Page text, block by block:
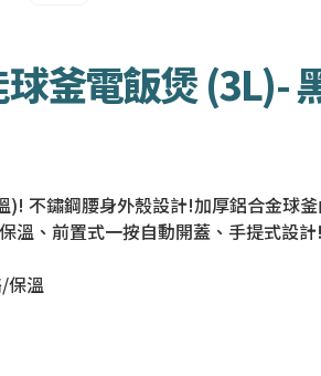
釜電飯煲 (3L)-
不鏽鋼腰身外殼設計!加厚鋁合金球
、前置式一按自動開蓋、手提式設
保溫